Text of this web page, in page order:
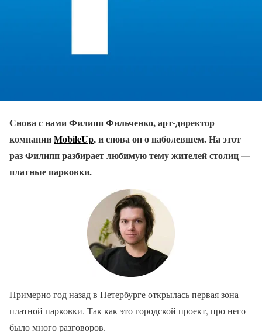
Снова с нами Филипп Фильченко, арт-директор
компанииMobileUp, и снова он о наболевшем. На этот
раз Филипп разбирает любимую тему жителей столиц —
платные парковки.
Примерно год назад в Петербурге открылась первая зона
платной парковки. Так как это городской проект, про него
было много разговоров.